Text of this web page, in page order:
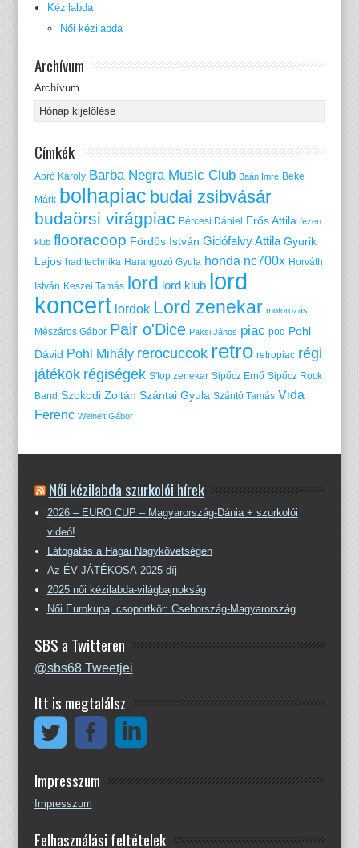
Kézilabda
Női kézilabda
Archívum
Archívum
Címkék
Apró Károly Barba Negra Music Club Baán Imre Beke
Márk bolhapiac budai zsibvásár
budaörsi virágpiac Bércesi Dániel Erős Attila fezen
klub flooracoop Fördős István Gidófalvy Attila Gyurik
Lajos haditechnika Harangozó Gyula honda nc700x Horváth
István Keszei Tamás lord lord klub lord
koncert lordok Lord zenekar motorozás
Mészáros Gábor Pair o'Dice Paksi János piac pod Pohl
Dávid Pohl Mihály rerocuccok retro retropiac régi
játékok régiségek S'top zenekar Sipőcz Ernő Sipőcz Rock
Band Szokodi Zoltán Szántai Gyula Szántó Tamás Vida
Ferenc Weinelt Gábor
Női kézilabda szurkolói hírek
2026 – EURO CUP – Magyarország-Dánia + szurkolói
videó!
Látogatás a Hágai Nagykövetségen
Az ÉV JÁTÉKOSA-2025 díj
2025 női kézilabda-világbajnokság
Női Eurokupa, csoportkör: Csehország-Magyarország
SBS a Twitteren
@sbs68 Tweetjei
Itt is megtalálsz
Impresszum
Impresszum
Felhasználási feltételek